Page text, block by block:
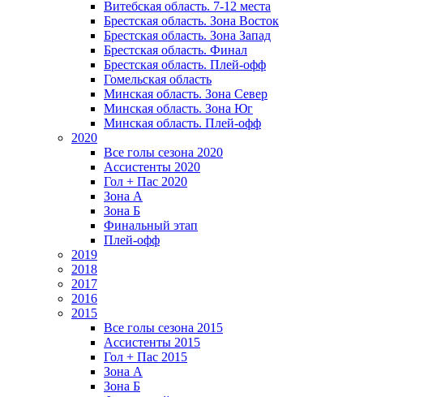
Витебская область. 7-12 места
Брестская область. Зона Восток
Брестская область. Зона Запад
Брестская область. Финал
Брестская область. Плей-офф
Гомельская область
Минская область. Зона Север
Минская область. Зона Юг
Минская область. Плей-офф
2020
Все голы сезона 2020
Ассистенты 2020
Гол + Пас 2020
Зона А
Зона Б
Финальный этап
Плей-офф
2019
2018
2017
2016
2015
Все голы сезона 2015
Ассистенты 2015
Гол + Пас 2015
Зона А
Зона Б